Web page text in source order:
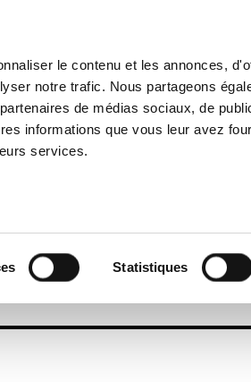
le contenu et les annonces,
notre trafic. Nous partageons
de médias sociaux, de
informations que vous leur avez
services.
Statistiques
88